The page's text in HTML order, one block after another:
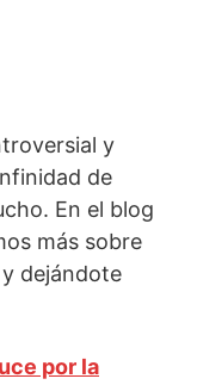
y
de
En el blog
más sobre
dejándote
por la